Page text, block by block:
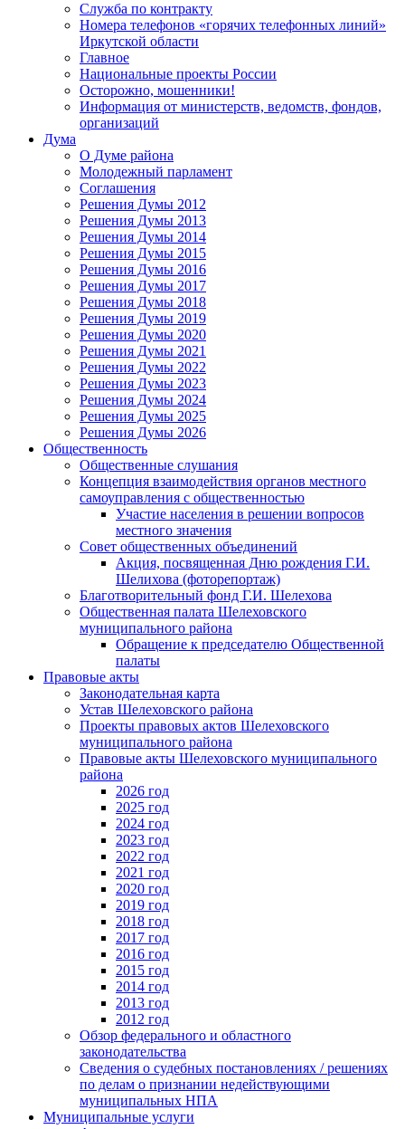
Служба по контракту
Номера телефонов «горячих телефонных линий»
Иркутской области
Главное
Национальные проекты России
Осторожно, мошенники!
Информация от министерств, ведомств, фондов,
организаций
Дума
О Думе района
Молодежный парламент
Соглашения
Решения Думы 2012
Решения Думы 2013
Решения Думы 2014
Решения Думы 2015
Решения Думы 2016
Решения Думы 2017
Решения Думы 2018
Решения Думы 2019
Решения Думы 2020
Решения Думы 2021
Решения Думы 2022
Решения Думы 2023
Решения Думы 2024
Решения Думы 2025
Решения Думы 2026
Общественность
Общественные слушания
Концепция взаимодействия органов местного
самоуправления с общественностью
Участие населения в решении вопросов
местного значения
Совет общественных объединений
Акция, посвященная Дню рождения Г.И.
Шелихова (фоторепортаж)
Благотворительный фонд Г.И. Шелехова
Общественная палата Шелеховского
муниципального района
Обращение к председателю Общественной
палаты
Правовые акты
Законодательная карта
Устав Шелеховского района
Проекты правовых актов Шелеховского
муниципального района
Правовые акты Шелеховского муниципального
района
2026 год
2025 год
2024 год
2023 год
2022 год
2021 год
2020 год
2019 год
2018 год
2017 год
2016 год
2015 год
2014 год
2013 год
2012 год
Обзор федерального и областного
законодательства
Сведения о судебных постановлениях / решениях
по делам о признании недействующими
муниципальных НПА
Муниципальные услуги